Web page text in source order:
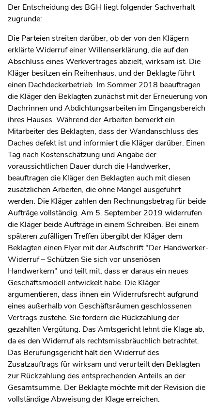
Der Entscheidung des BGH liegt folgender Sachverhalt
zugrunde:
Die Parteien streiten darüber, ob der von den Klägern
erklärte Widerruf einer Willenserklärung, die auf den
Abschluss eines Werkvertrages abzielt, wirksam ist. Die
Kläger besitzen ein Reihenhaus, und der Beklagte führt
einen Dachdeckerbetrieb. Im Sommer 2018 beauftragen
die Kläger den Beklagten zunächst mit der Erneuerung von
Dachrinnen und Abdichtungsarbeiten im Eingangsbereich
ihres Hauses. Während der Arbeiten bemerkt ein
Mitarbeiter des Beklagten, dass der Wandanschluss des
Daches defekt ist und informiert die Kläger darüber. Einen
Tag nach Kostenschätzung und Angabe der
voraussichtlichen Dauer durch die Handwerker,
beauftragen die Kläger den Beklagten auch mit diesen
zusätzlichen Arbeiten, die ohne Mängel ausgeführt
werden. Die Kläger zahlen den Rechnungsbetrag für beide
Aufträge vollständig. Am 5. September 2019 widerrufen
die Kläger beide Aufträge in einem Schreiben. Bei einem
späteren zufälligen Treffen übergibt der Kläger dem
Beklagten einen Flyer mit der Aufschrift "Der Handwerker-
Widerruf – Schützen Sie sich vor unseriösen
Handwerkern" und teilt mit, dass er daraus ein neues
Geschäftsmodell entwickelt habe. Die Kläger
argumentieren, dass ihnen ein Widerrufsrecht aufgrund
eines außerhalb von Geschäftsräumen geschlossenen
Vertrags zustehe. Sie fordern die Rückzahlung der
gezahlten Vergütung. Das Amtsgericht lehnt die Klage ab,
da es den Widerruf als rechtsmissbräuchlich betrachtet.
Das Berufungsgericht hält den Widerruf des
Zusatzauftrags für wirksam und verurteilt den Beklagten
zur Rückzahlung des entsprechenden Anteils an der
Gesamtsumme. Der Beklagte möchte mit der Revision die
vollständige Abweisung der Klage erreichen.